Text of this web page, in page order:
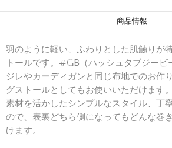
商品情報
羽のように軽い、ふわりとした肌触りが
トールです。#GB（ハッシュタブジービ
ジレやカーディガンと同じ布地でのお作
グストールとしてもお使いいただけます。
素材を活かしたシンプルなスタイル、丁
ので、表裏どちら側になってもどんな巻
けます。